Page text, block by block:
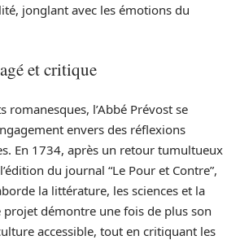
jonglant avec les émotions du
et critique
romanesques, l’Abbé Prévost se
envers des réflexions
En 1734, après un retour tumultueux
du journal “Le Pour et Contre”,
la littérature, les sciences et la
projet démontre une fois de plus son
accessible, tout en critiquant les